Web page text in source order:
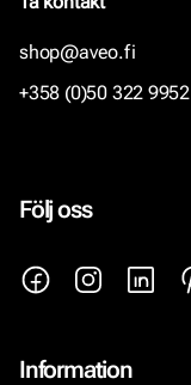
shop@aveo.fi
+358 (0)50 322 9952
Följ oss
Information